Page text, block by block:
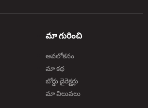
మా గురించి
అవలోకనం
మా కథ
బోర్డు డైరెక్టర్లు
మా విలువలు